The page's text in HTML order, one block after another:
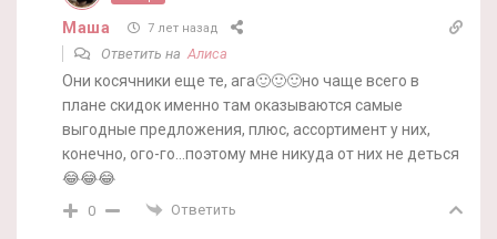
Маша 7 лет назад
Ответить на Алиса
Они косячники еще те, ага🙂🙂🙂но чаще всего в
плане скидок именно там оказываются самые
выгодные предложения, плюс, ассортимент у них,
конечно, ого-го…поэтому мне никуда от них не деться
😂😂😂
0 Ответить